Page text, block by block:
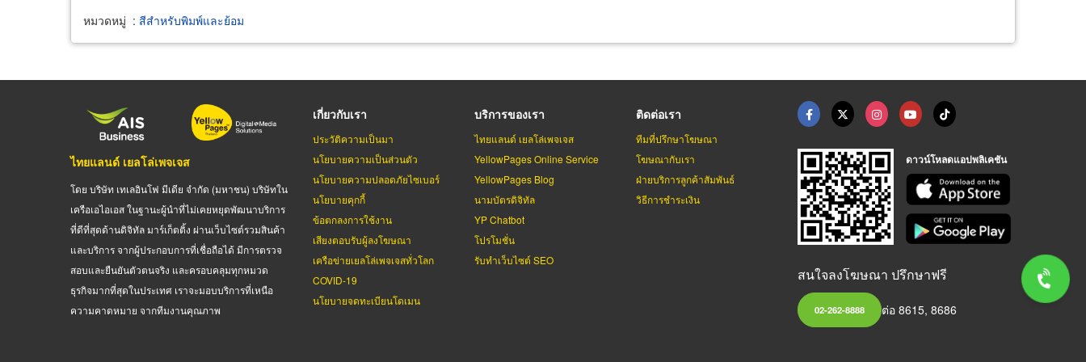
หมวดหมู่ : สีสำหรับพิมพ์และย้อม
ไทยแลนด์ เยลโล่เพจเจส
โดย บริษัท เทเลอินโฟ มีเดีย จำกัด (มหาชน) บริษัทใน
เครือเอไอเอส ในฐานะผู้นำที่ไม่เคยหยุดพัฒนาบริการ
ที่ดีที่สุดด้านดิจิทัล มาร์เก็ตติ้ง ผ่านเว็บไซต์รวมสินค้า
และบริการ จากผู้ประกอบการที่เชื่อถือได้ มีการตรวจ
สอบและยืนยันตัวตนจริง และครอบคลุมทุกหมวด
ธุรกิจมากที่สุดในประเทศ เราจะมอบบริการที่เหนือ
ความคาดหมาย จากทีมงานคุณภาพ
เกี่ยวกับเรา
ประวัติความเป็นมา
นโยบายความเป็นส่วนตัว
นโยบายความปลอดภัยไซเบอร์
นโยบายคุกกี้
ข้อตกลงการใช้งาน
เสียงตอบรับผู้ลงโฆษณา
เครือข่ายเยลโล่เพจเจสทั่วโลก
COVID-19
นโยบายจดทะเบียนโดเมน
บริการของเรา
ไทยแลนด์ เยลโล่เพจเจส
YellowPages Online Service
YellowPages Blog
นามบัตรดิจิทัล
YP Chatbot
โปรโมชั่น
รับทำเว็บไซต์ SEO
ติดต่อเรา
ทีมที่ปรึกษาโฆษณา
โฆษณากับเรา
ฝ่ายบริการลูกค้าสัมพันธ์
วิธีการชำระเงิน
ดาวน์โหลดแอปพลิเคชัน
สนใจลงโฆษณา ปรึกษาฟรี
02-262-8888 ต่อ 8615, 8686